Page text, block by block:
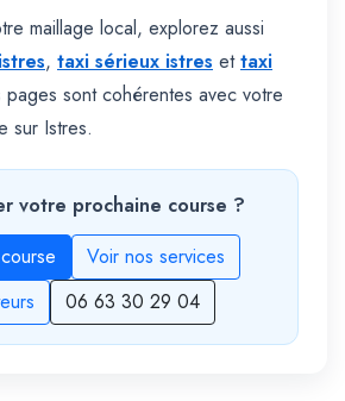
maillage local, explorez aussi
, taxi sérieux istres ettaxi
pages sont cohérentes avec votre
sur Istres.
votre prochaine course ?
Voir nos services
06 63 30 29 04